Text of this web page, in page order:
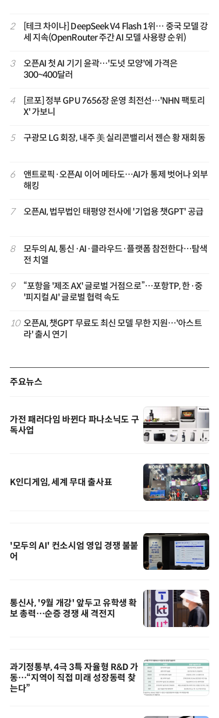
2
[테크 차이나] DeepSeek V4 Flash 1위… 중국 모델 강
세 지속(OpenRouter 주간 AI 모델 사용량 순위)
3
오픈AI 첫 AI 기기 윤곽…'도넛 모양'에 가격은
300~400달러
4
[르포] 정부 GPU 7656장 운영 최전선…'NHN 팩토리
X' 가보니
5 구광모 LG 회장, 내주 美 실리콘밸리서 젠슨 황 재회동
6
앤트로픽·오픈AI 이어 메타도…AI가 통제 벗어나 외부
해킹
7 오픈AI, 법무법인 태평양 전사에 '기업용 챗GPT' 공급
8
모두의 AI, 통신·AI·클라우드·플랫폼 참전한다…탐색
전 치열
9
“포항을 '제조 AX' 글로벌 거점으로”…포항TP, 한·중
'피지컬 AI' 글로벌 협력 속도
10 오픈AI, 챗GPT 무료도 최신 모델 무한 지원…'아스트
라' 출시 연기
주요뉴스
가전 패러다임 바뀐다 파나소닉도 구
독사업
K인디게임, 세계 무대 출사표
'모두의 AI' 컨소시엄 영입 경쟁 불붙
어
통신사, '9월 개강' 앞두고 유학생 확
보 총력…순증 경쟁 새 격전지
과기정통부, 4극 3특 자율형 R&D 가
동…“지역이 직접 미래 성장동력 찾
는다”